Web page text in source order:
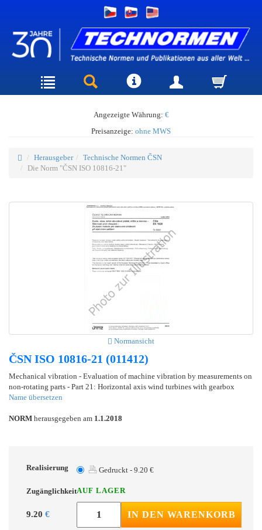
Angezeigte Währung: €
Preisanzeige: ohne MWS
Herausgeber
Technische Normen ČSN
Die Norm "ČSN ISO 10816-21"
Normansicht
ČSN ISO 10816-21 (011412)
Mechanical vibration - Evaluation of machine vibration by measurements on
non-rotating parts - Part 21: Horizontal axis wind turbines with gearbox
Name übersetzen
NORM herausgegeben am 1.1.2018
Realisierung Gedruckt - 9.20 €
ZugänglichkeitAUF LAGER
9.20 € IN DEN WARENKORB